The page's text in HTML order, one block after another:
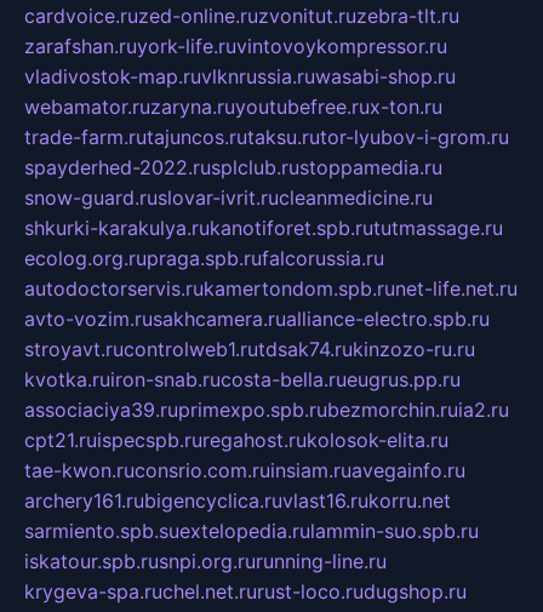
cardvoice.ruzed-online.ruzvonitut.ruzebra-tlt.ru
zarafshan.ruyork-life.ruvintovoykompressor.ru
vladivostok-map.ruvlknrussia.ruwasabi-shop.ru
webamator.ruzaryna.ruyoutubefree.rux-ton.ru
trade-farm.rutajuncos.rutaksu.rutor-lyubov-i-grom.ru
spayderhed-2022.rusplclub.rustoppamedia.ru
snow-guard.ruslovar-ivrit.rucleanmedicine.ru
shkurki-karakulya.rukanotiforet.spb.rututmassage.ru
ecolog.org.rupraga.spb.rufalcorussia.ru
autodoctorservis.rukamertondom.spb.runet-life.net.ru
avto-vozim.rusakhcamera.rualliance-electro.spb.ru
stroyavt.rucontrolweb1.rutdsak74.rukinzozo-ru.ru
kvotka.ruiron-snab.rucosta-bella.rueugrus.pp.ru
associaciya39.ruprimexpo.spb.rubezmorchin.ruia2.ru
cpt21.ruispecspb.ruregahost.rukolosok-elita.ru
tae-kwon.ruconsrio.com.ruinsiam.ruavegainfo.ru
archery161.rubigencyclica.ruvlast16.rukorru.net
sarmiento.spb.suextelopedia.rulammin-suo.spb.ru
iskatour.spb.rusnpi.org.rurunning-line.ru
krygeva-spa.ruchel.net.rurust-loco.rudugshop.ru